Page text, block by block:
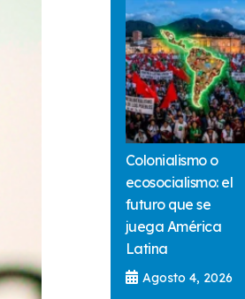
Colonialismo o
ecosocialismo: el
futuro que se
juega América
Latina
Agosto 4, 2026